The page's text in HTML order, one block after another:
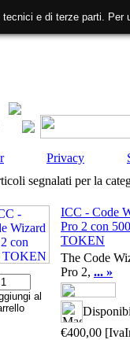
Privacy
segnalati per la
ICC - Code
Pro 2 con 500
TOKEN
The Code
Pro 2, ... »
€400,00
e di terze parti.